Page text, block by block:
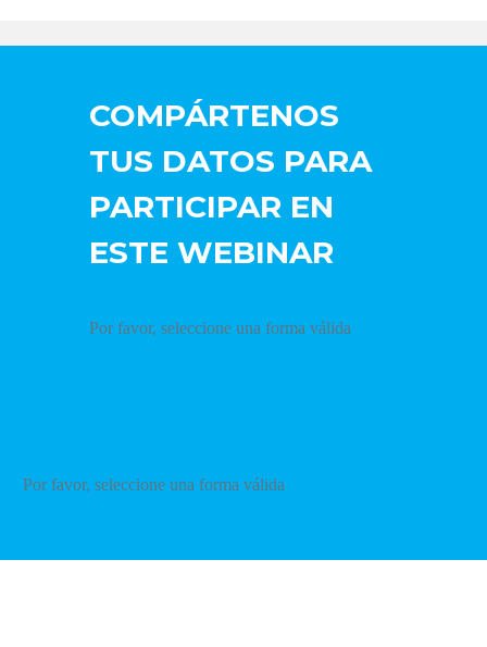
COMPÁRTENOS
TUS DATOS PARA
PARTICIPAR EN
ESTE WEBINAR
Por favor, seleccione una forma válida
Por favor, seleccione una forma válida